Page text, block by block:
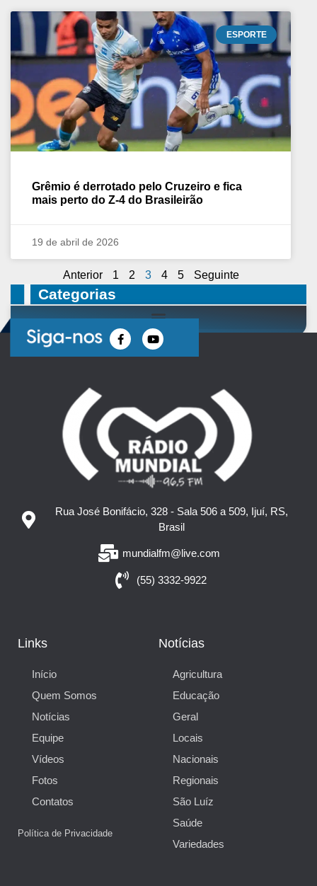
ESPORTE
Grêmio é derrotado pelo Cruzeiro e fica
mais perto do Z-4 do Brasileirão
19 de abril de 2026
Anterior 1 2 3 4 5 Seguinte
Categorias
Rua José Bonifácio, 328 - Sala 506 a 509, Ijuí, RS,
Brasil
mundialfm@live.com
(55) 3332-9922
Links
Início
Quem Somos
Notícias
Equipe
Vídeos
Fotos
Contatos
Política de Privacidade
Notícias
Agricultura
Educação
Geral
Locais
Nacionais
Regionais
São Luíz
Saúde
Variedades